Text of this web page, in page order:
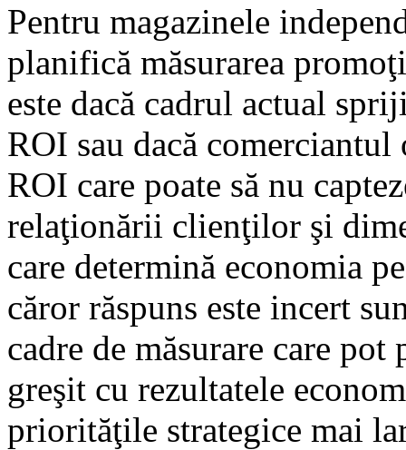
Pentru magazinele
planifică măsurarea
este dacă cadrul actual
ROI sau dacă
ROI care poate să nu
relaţionării clienţilor şi
care determină economia
căror răspuns este incert
cadre de măsurare care
greşit cu rezultatele
priorităţile strategice mai